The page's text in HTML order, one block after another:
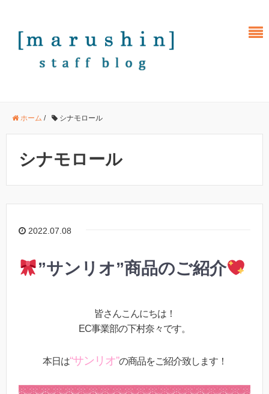
ホーム / シナモロール
シナモロール
2022.07.08
”サンリオ”商品のご紹介
皆さんこんにちは！
EC事業部の下村奈々です。
本日は“サンリオ”の商品をご紹介致します！